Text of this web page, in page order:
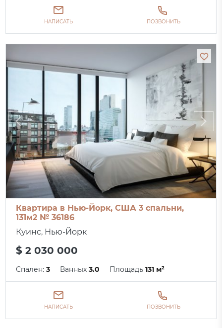
НАПИСАТЬ ПОЗВОНИТЬ
Квартира в Нью-Йорк, США 3 спальни,
131м2 № 36186
Куинс, Нью-Йорк
$ 2 030 000
Спален:3 Ванных3.0 Площадь131 м²
НАПИСАТЬ ПОЗВОНИТЬ